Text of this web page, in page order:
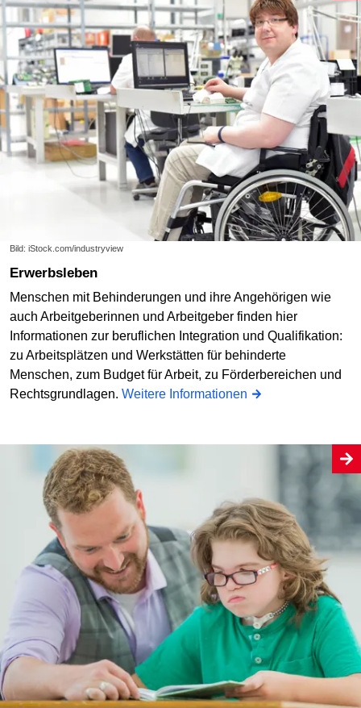
Bild: iStock.com/industryview
Erwerbsleben
Menschen mit Behinderungen und ihre Angehörigen wie
auch Arbeitgeberinnen und Arbeitgeber finden hier
Informationen zur beruflichen Integration und Qualifikation:
zu Arbeitsplätzen und Werkstätten für behinderte
Menschen, zum Budget für Arbeit, zu Förderbereichen und
Rechtsgrundlagen. Weitere Informationen